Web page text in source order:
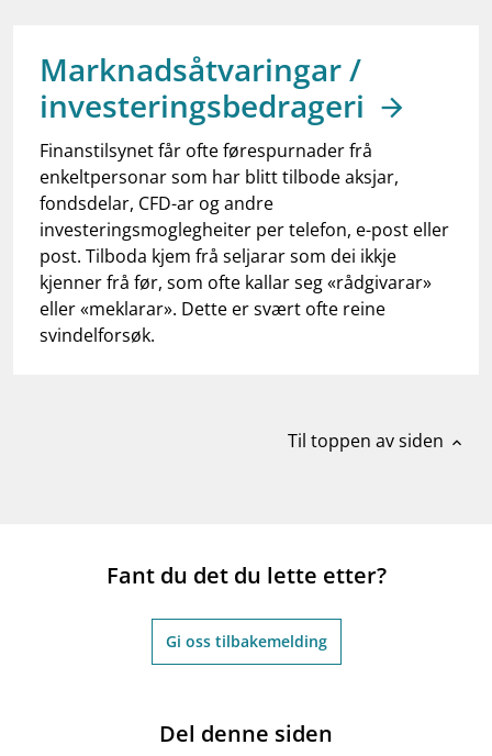
dashboardInformasjon for investorer
notifications_noneAbonner på nyhetsvarsel
Marknadsåtvaringar /
investeringsbedrageri
Finanstilsynet får ofte førespurnader frå
enkeltpersonar som har blitt tilbode aksjar,
fondsdelar, CFD-ar og andre
investeringsmoglegheiter per telefon, e-post eller
post. Tilboda kjem frå seljarar som dei ikkje
kjenner frå før, som ofte kallar seg «rådgivarar»
eller «meklarar». Dette er svært ofte reine
svindelforsøk.
Til toppen av siden expand_less
Fant du det du lette etter?
Gi oss tilbakemelding
Del denne siden